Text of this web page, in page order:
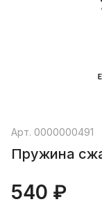
Арт. 0000000491
Пружина
540 ₽